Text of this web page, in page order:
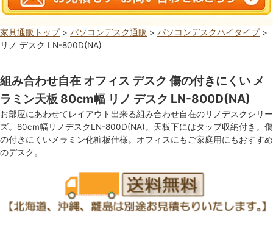
家具通販トップ> パソコンデスク通販 > パソコンデスクハイタイプ>
リノ デスク LN-800D(NA)
組み合わせ自在 オフィス デスク 傷の付きにくい メ
ラミン天板 80cm幅 リノ デスク LN-800D(NA)
お部屋にあわせてレイアウト出来る組み合わせ自在のリノデスクシリー
ズ。80cm幅リノデスクLN-800D(NA)。天板下にはタップ収納付き。傷
の付きにくいメラミン化粧板仕様。オフィスにもご家庭用にもおすすめ
のデスク。